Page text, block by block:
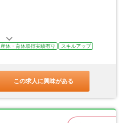
産休・育休取得実績有り
スキルアップ
この求人に興味がある